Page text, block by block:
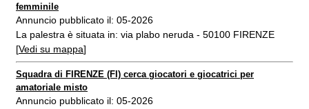
femminile
Annuncio pubblicato il: 05-2026
La palestra è situata in: via plabo neruda - 50100 FIRENZE
[Vedi su mappa]
Squadra di FIRENZE (FI) cerca giocatori e giocatrici per
amatoriale misto
Annuncio pubblicato il: 05-2026